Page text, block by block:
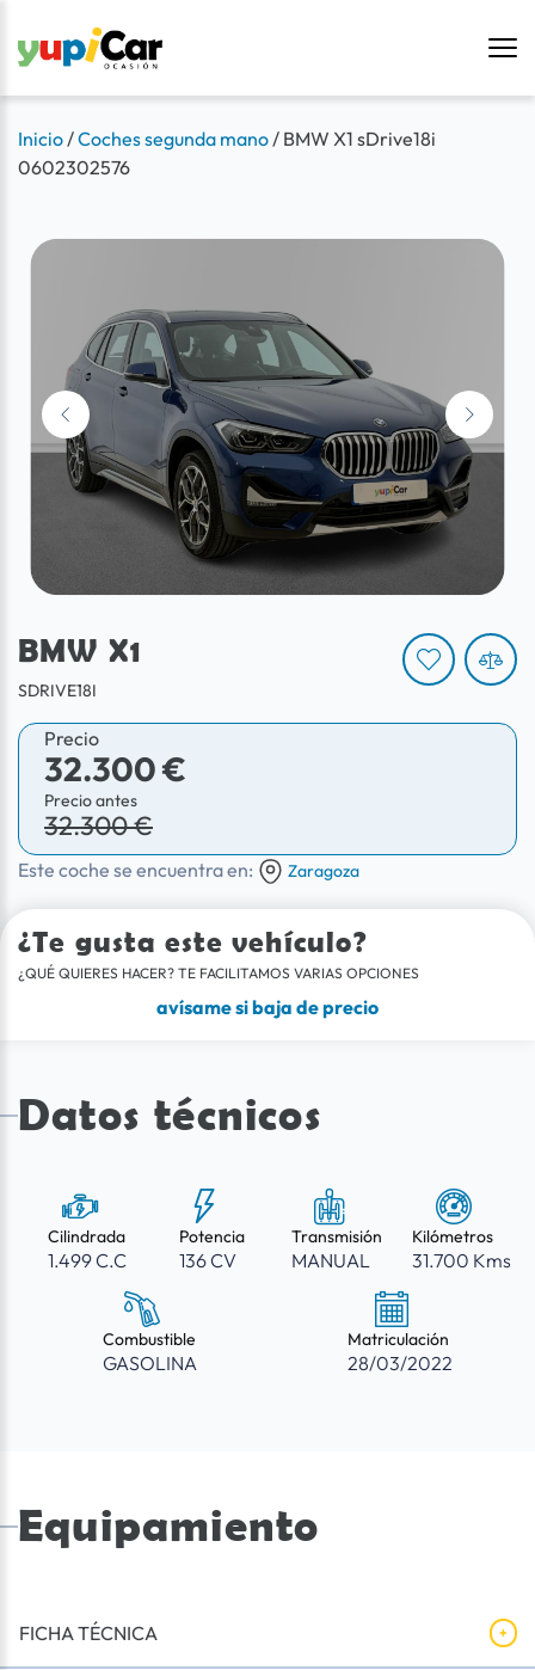
Inicio/Coches segunda mano/ BMW X1 sDrive18i
0602302576
BMW X1
SDRIVE18I
Precio
32.300 €
Precio antes
32.300 €
Este coche se encuentra en: Zaragoza
¿Te gusta este vehículo?
¿QUÉ QUIERES HACER? TE FACILITAMOS VARIAS OPCIONES
avísame si baja de precio
Datos técnicos
Cilindrada
1.499 C.C
Potencia
136 CV
Transmisión
MANUAL
Kilómetros
31.700 Kms
Combustible
GASOLINA
Matriculación
28/03/2022
Equipamiento
FICHA TÉCNICA